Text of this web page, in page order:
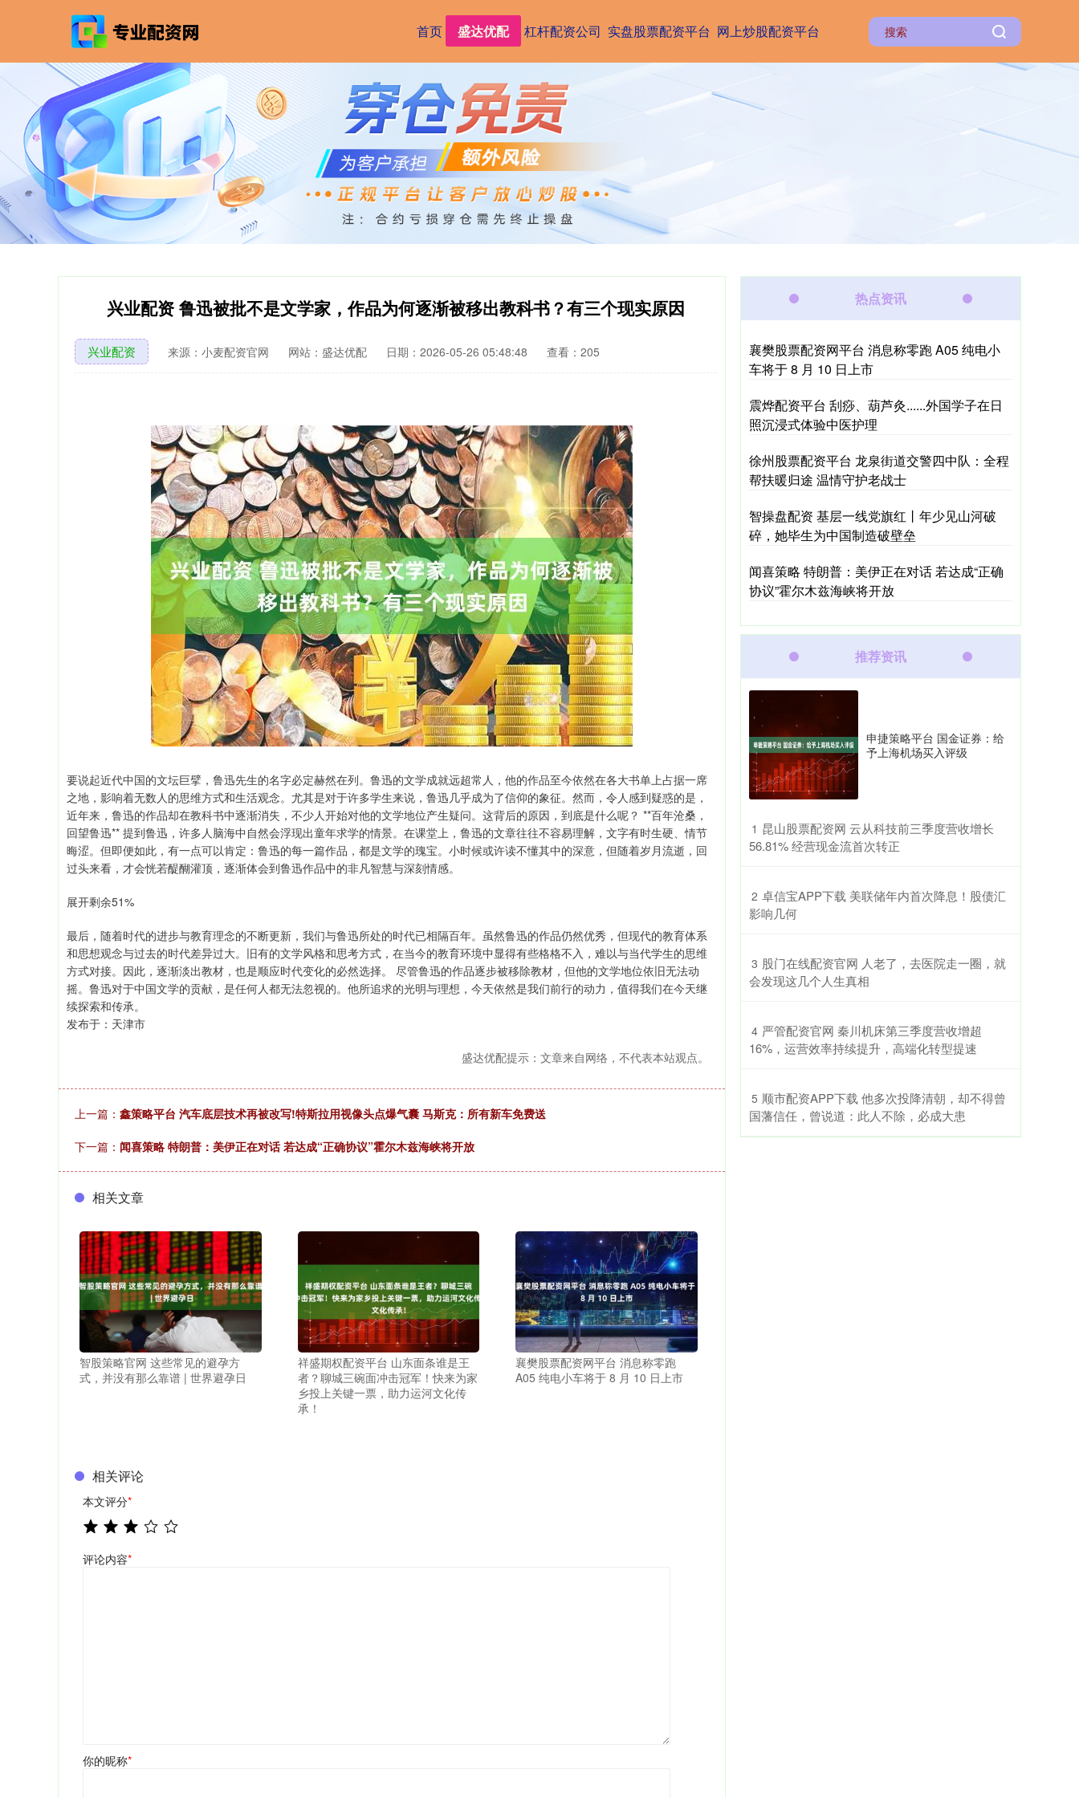
首页 盛达优配 杠杆配资公司 实盘股票配资平台 网上炒股配资平台
兴业配资 鲁迅被批不是文学家，作品为何逐渐被移出教科书？有三个现实原因
兴业配资 来源：小麦配资官网 网站：盛达优配 日期：2026-05-26 05:48:48 查看：205
要说起近代中国的文坛巨擘，鲁迅先生的名字必定赫然在列。鲁迅的文学成就远超常人，他的作品至今依然在各大书单上占据一席
之地，影响着无数人的思维方式和生活观念。尤其是对于许多学生来说，鲁迅几乎成为了信仰的象征。然而，令人感到疑惑的是，
近年来，鲁迅的作品却在教科书中逐渐消失，不少人开始对他的文学地位产生疑问。这背后的原因，到底是什么呢？ **百年沧桑，
回望鲁迅** 提到鲁迅，许多人脑海中自然会浮现出童年求学的情景。在课堂上，鲁迅的文章往往不容易理解，文字有时生硬、情节
晦涩。但即便如此，有一点可以肯定：鲁迅的每一篇作品，都是文学的瑰宝。小时候或许读不懂其中的深意，但随着岁月流逝，回
过头来看，才会恍若醍醐灌顶，逐渐体会到鲁迅作品中的非凡智慧与深刻情感。
展开剩余51%
最后，随着时代的进步与教育理念的不断更新，我们与鲁迅所处的时代已相隔百年。虽然鲁迅的作品仍然优秀，但现代的教育体系
和思想观念与过去的时代差异过大。旧有的文学风格和思考方式，在当今的教育环境中显得有些格格不入，难以与当代学生的思维
方式对接。因此，逐渐淡出教材，也是顺应时代变化的必然选择。 尽管鲁迅的作品逐步被移除教材，但他的文学地位依旧无法动
摇。鲁迅对于中国文学的贡献，是任何人都无法忽视的。他所追求的光明与理想，今天依然是我们前行的动力，值得我们在今天继
续探索和传承。
发布于：天津市
盛达优配提示：文章来自网络，不代表本站观点。
上一篇： 鑫策略平台 汽车底层技术再被改写!特斯拉用视像头点爆气囊 马斯克：所有新车免费送
下一篇： 闻喜策略 特朗普：美伊正在对话 若达成“正确协议”霍尔木兹海峡将开放
相关文章
智股策略官网 这些常见的避孕方
式，并没有那么靠谱 | 世界避孕日
祥盛期权配资平台 山东面条谁是王
者？聊城三碗面冲击冠军！快来为家
乡投上关键一票，助力运河文化传
承！
襄樊股票配资网平台 消息称零跑
A05 纯电小车将于 8 月 10 日上市
相关评论
本文评分*
评论内容*
你的昵称*
热点资讯
襄樊股票配资网平台 消息称零跑 A05 纯电小
车将于 8 月 10 日上市
震烨配资平台 刮痧、葫芦灸......外国学子在日
照沉浸式体验中医护理
徐州股票配资平台 龙泉街道交警四中队：全程
帮扶暖归途 温情守护老战士
智操盘配资 基层一线党旗红丨年少见山河破
碎，她毕生为中国制造破壁垒
闻喜策略 特朗普：美伊正在对话 若达成“正确
协议”霍尔木兹海峡将开放
推荐资讯
申捷策略平台 国金证券：给
予上海机场买入评级
1 ​昆山股票配资网 云从科技前三季度营收增长
56.81% 经营现金流首次转正
2 ​卓信宝APP下载 美联储年内首次降息！股债汇
影响几何
3 ​股门在线配资官网 人老了，去医院走一圈，就
会发现这几个人生真相
4 ​严管配资官网 秦川机床第三季度营收增超
16%，运营效率持续提升，高端化转型提速
5 ​顺市配资APP下载 他多次投降清朝，却不得曾
国藩信任，曾说道：此人不除，必成大患